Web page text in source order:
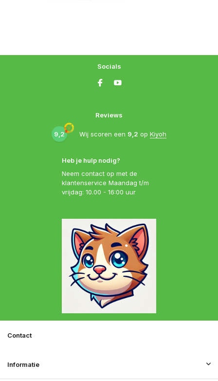
Heb je hulp nodig?
Neem contact op met de
klantenservice Maandag t/m
vrijdag: 10.00 - 16:00 uur
Reviews
9,2 Wij scoren een 9,2 op Kiyoh
Socials
Informatie
Contact